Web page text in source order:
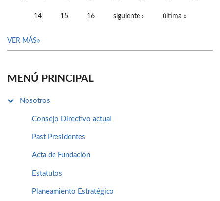
14 15 16 siguiente › última »
VER MÁS
MENÚ PRINCIPAL
Nosotros
Consejo Directivo actual
Past Presidentes
Acta de Fundación
Estatutos
Planeamiento Estratégico